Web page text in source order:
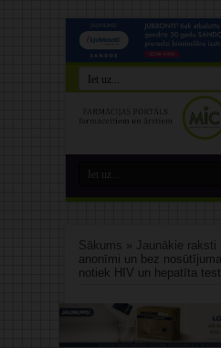
Sākums » Jaunākie raksti
anonīmi un bez
notiek HIV un hepatīta